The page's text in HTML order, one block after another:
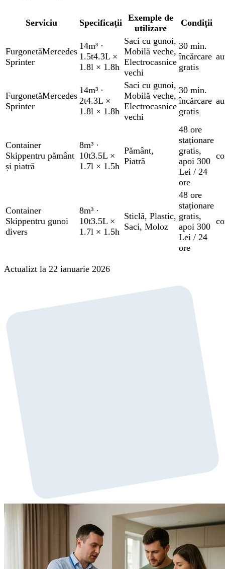
Serviciu Specificații
Exemple de
utilizare
Condiții
FurgonetăMercedes
Sprinter
14m³ ·
1.5t4.3L ×
1.8l × 1.8h
Saci cu gunoi,
Mobilă veche,
Electrocasnice
vechi
30 min.
încărcare
gratis
FurgonetăMercedes
Sprinter
14m³ ·
2t4.3L ×
1.8l × 1.8h
Saci cu gunoi,
Mobilă veche,
Electrocasnice
vechi
30 min.
încărcare
gratis
Container
Skippentru pământ
și piatră
8m³ ·
10t3.5L ×
1.7l × 1.5h
Pământ,
Piatră
48 ore
staționare
gratis,
apoi 300
Lei / 24
ore
Container
Skippentru gunoi
divers
8m³ ·
10t3.5L ×
1.7l × 1.5h
Sticlă, Plastic,
Saci, Moloz
48 ore
staționare
gratis,
apoi 300
Lei / 24
ore
Actualizt la 22 ianuarie 2026